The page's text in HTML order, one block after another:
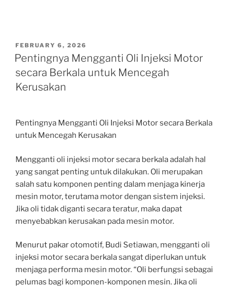
POSTED
ON
FEBRUARY 6, 2026
Pentingnya Mengganti Oli Injeksi Motor
secara Berkala untuk Mencegah
Kerusakan
Pentingnya Mengganti Oli Injeksi Motor secara Berkala
untuk Mencegah Kerusakan
Mengganti oli injeksi motor secara berkala adalah hal
yang sangat penting untuk dilakukan. Oli merupakan
salah satu komponen penting dalam menjaga kinerja
mesin motor, terutama motor dengan sistem injeksi.
Jika oli tidak diganti secara teratur, maka dapat
menyebabkan kerusakan pada mesin motor.
Menurut pakar otomotif, Budi Setiawan, mengganti oli
injeksi motor secara berkala sangat diperlukan untuk
menjaga performa mesin motor. “Oli berfungsi sebagai
pelumas bagi komponen-komponen mesin. Jika oli